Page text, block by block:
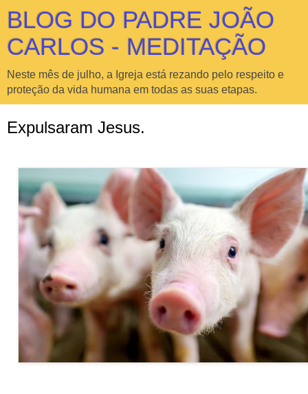
BLOG DO PADRE JOÃO
CARLOS - MEDITAÇÃO
Neste mês de julho, a Igreja está rezando pelo respeito e
proteção da vida humana em todas as suas etapas.
Expulsaram Jesus.